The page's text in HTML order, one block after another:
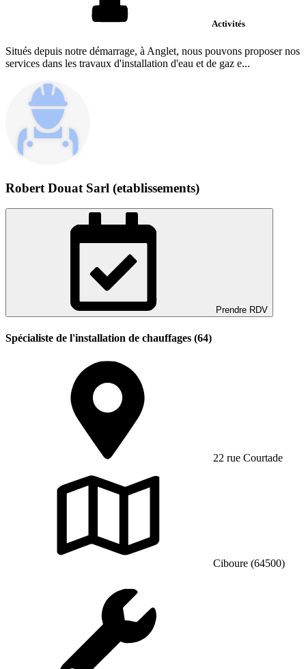
Activités
Situés depuis notre démarrage, à Anglet, nous pouvons proposer nos
services dans les travaux d'installation d'eau et de gaz e...
Robert Douat Sarl (etablissements)
Prendre RDV
Spécialiste de l'installation de chauffages (64)
22 rue Courtade
Ciboure (64500)